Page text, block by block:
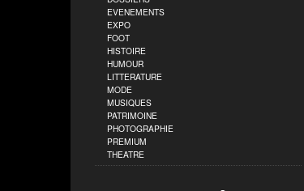
EVENEMENTS
EXPO
FOOT
HISTOIRE
HUMOUR
LITTERATURE
MODE
MUSIQUES
PATRIMOINE
PHOTOGRAPHIE
PREMIUM
THEATRE